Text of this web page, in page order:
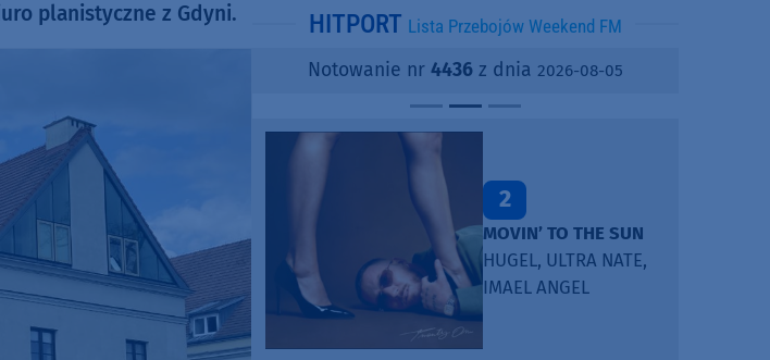
planistyczne z Gdyni.
informuje o
i ofertach
najmu
SPC, WPC i
kamienny
HITPORT Lista Przebojów Weekend FM
Notowanie nr 4436 z dnia 2026-08-05
2
MOVIN’ TO THE SUN
HUGEL, ULTRA NATE,
IMAEL ANGEL